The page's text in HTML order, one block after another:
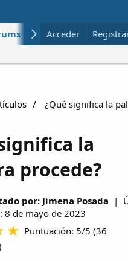
Nuevo
Acceder
¿Qué significa la
la
procede?
por: Jimena Posada |
8 de mayo de 2023
Puntuación: 5/5 (36